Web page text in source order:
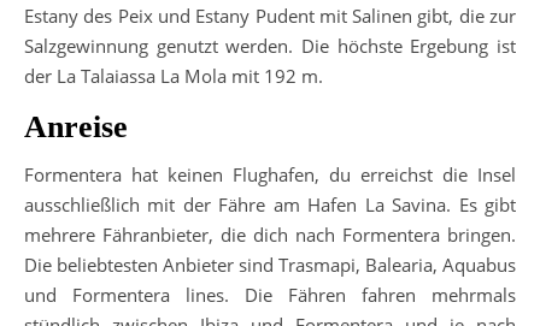
Estany des Peix und Estany Pudent mit Salinen gibt, die zur
Salzgewinnung genutzt werden. Die höchste Ergebung ist
der La Talaiassa La Mola mit 192 m.
Anreise
Formentera hat keinen Flughafen, du erreichst die Insel
ausschließlich mit der Fähre am Hafen La Savina. Es gibt
mehrere Fähranbieter, die dich nach Formentera bringen.
Die beliebtesten Anbieter sind Trasmapi, Balearia, Aquabus
und Formentera lines. Die Fähren fahren mehrmals